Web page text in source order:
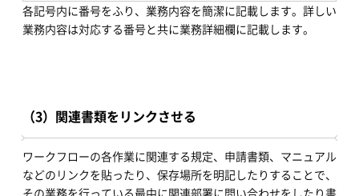
各記号内に番号をふり、業務内容を簡潔に記載します。詳しい
業務内容は対応する番号と共に業務詳細欄に記載します。
（3）関連書類をリンクさせる
ワークフローの各作業に関連する規定、申請書類、マニュアル
などのリンクを貼ったり、保存場所を明記したりすることで、
その業務を行っている最中に関連部署に問い合わせをしたり書